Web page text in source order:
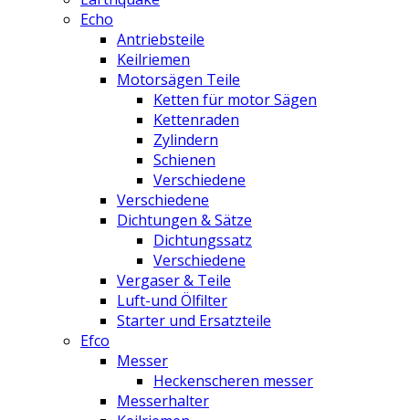
Echo
Antriebsteile
Keilriemen
Motorsägen Teile
Ketten für motor Sägen
Kettenraden
Zylindern
Schienen
Verschiedene
Verschiedene
Dichtungen & Sätze
Dichtungssatz
Verschiedene
Vergaser & Teile
Luft-und Ölfilter
Starter und Ersatzteile
Efco
Messer
Heckenscheren messer
Messerhalter